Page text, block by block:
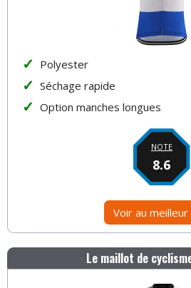
Polyester
Séchage rapide
Option manches longues
NOTE
8.6
Voir au
Le maillot de